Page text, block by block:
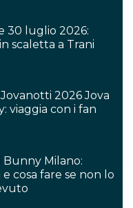
30 luglio 2026:
scaletta a Trani
2026 Jova
viaggia con i fan
Bunny Milano:
cosa fare se non lo